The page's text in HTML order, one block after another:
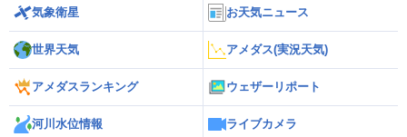
気象衛星 お天気ニュース
世界天気 アメダス(実況天気)
アメダスランキング ウェザーリポート
河川水位情報 ライブカメラ